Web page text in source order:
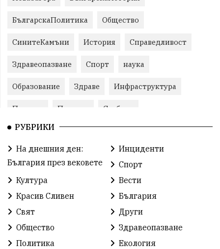
БългарскаПолитика Общество
СинитеКамъни История Справедливост
Здравеопазване Спорт наука
Образование Здраве Инфраструктура
Пеевски Протест Свобода
ИвелинМихайлов
Празник ГражданскоОбщество
РадостинВасилев ЛекаАтлетика
ХристоИлиев БългарскоЗемеделие
БългарскиСпорт
ОбщественИнтерес земеделие
РУБРИКИ
На днешния ден:
България през вековете
Инциденти
Спорт
Култура
Вести
Красив Сливен
България
Свят
Други
Общество
Здравеопазване
Политика
Екология